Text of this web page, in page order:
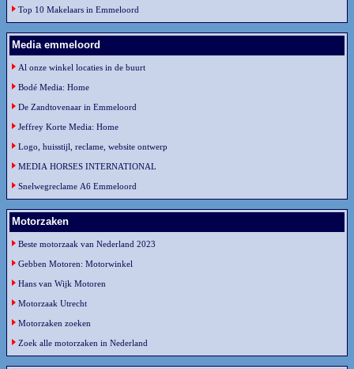
Top 10 Makelaars in Emmeloord
Media emmeloord
Al onze winkel locaties in de buurt
Bodé Media: Home
De Zandtovenaar in Emmeloord
Jeffrey Korte Media: Home
Logo, huisstijl, reclame, website ontwerp
MEDIA HORSES INTERNATIONAL
Snelwegreclame A6 Emmeloord
Motorzaken
Beste motorzaak van Nederland 2023
Gebben Motoren: Motorwinkel
Hans van Wijk Motoren
Motorzaak Utrecht
Motorzaken zoeken
Zoek alle motorzaken in Nederland